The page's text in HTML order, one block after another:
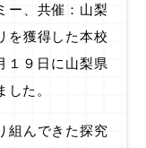
ー、共催：山梨
を獲得した本校
１９日に山梨県
た。
組んできた探究